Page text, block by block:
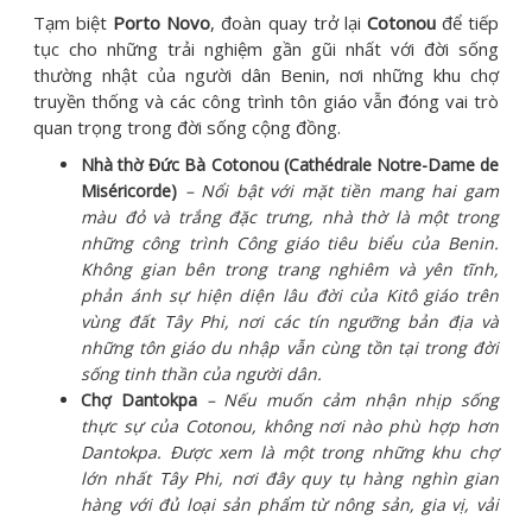
Tạm biệt Porto Novo, đoàn quay trở lại Cotonouđể tiếp
tục cho những trải nghiệm gần gũi nhất với đời sống
thường nhật của người dân Benin, nơi những khu chợ
truyền thống và các công trình tôn giáo vẫn đóng vai trò
quan trọng trong đời sống cộng đồng.
Nhà thờ Đức Bà Cotonou (Cathédrale Notre-Dame de
Miséricorde) – Nổi bật với mặt tiền mang hai gam
màu đỏ và trắng đặc trưng, nhà thờ là một trong
những công trình Công giáo tiêu biểu của Benin.
Không gian bên trong trang nghiêm và yên tĩnh,
phản ánh sự hiện diện lâu đời của Kitô giáo trên
vùng đất Tây Phi, nơi các tín ngưỡng bản địa và
những tôn giáo du nhập vẫn cùng tồn tại trong đời
sống tinh thần của người dân.
Chợ Dantokpa – Nếu muốn cảm nhận nhịp sống
thực sự của Cotonou, không nơi nào phù hợp hơn
Dantokpa. Được xem là một trong những khu chợ
lớn nhất Tây Phi, nơi đây quy tụ hàng nghìn gian
hàng với đủ loại sản phẩm từ nông sản, gia vị, vải